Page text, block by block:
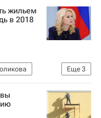
жильем
в 2018
Еще3
Ветераны